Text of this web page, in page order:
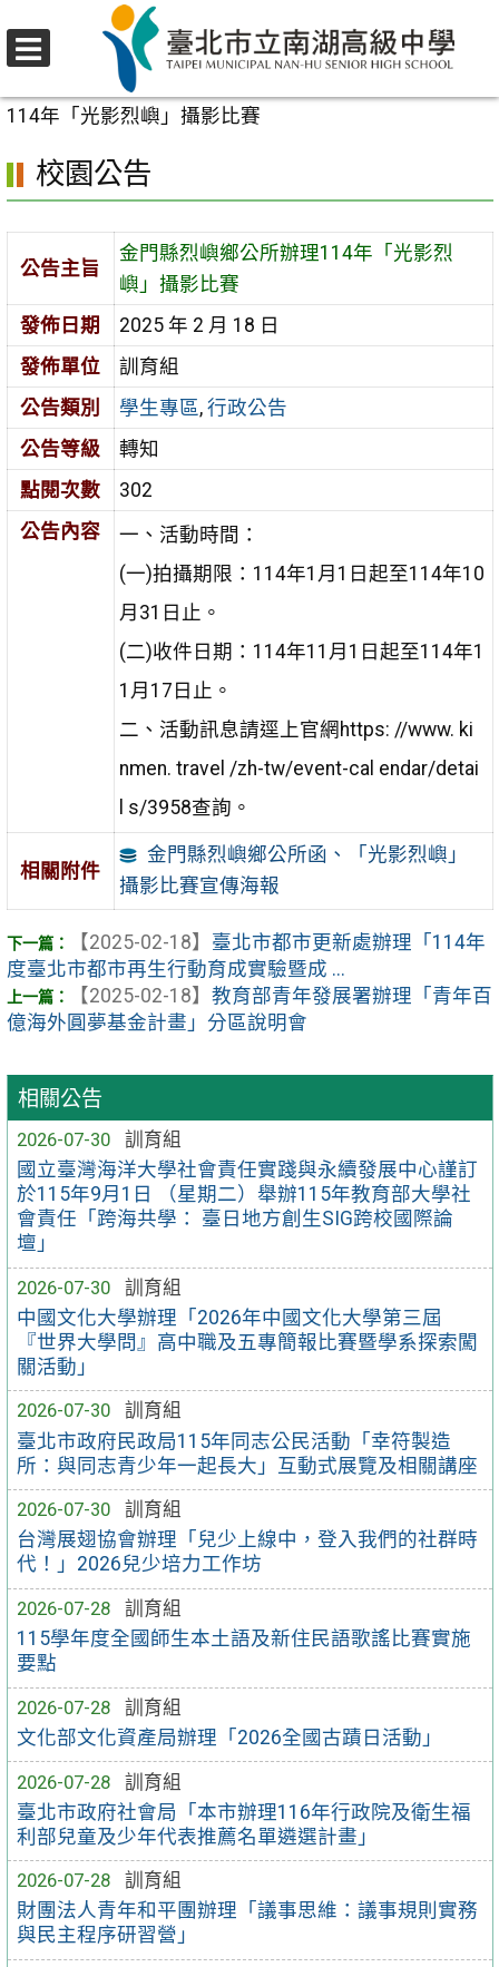
至
要
區
校園公告
114年「光影烈嶼」攝影比賽
相關公告
2026-07-30
訓育組
國立臺灣海洋大學社會責任實踐與永續發展中心謹訂
於115年9月1日 （星期二）舉辦115年教育部大學社
會責任「跨海共學： 臺日地方創生SIG跨校國際論
壇」
2026-07-30
訓育組
中國文化大學辦理「2026年中國文化大學第三屆
『世界大學問』高中職及五專簡報比賽暨學系探索闖
關活動」
2026-07-30
訓育組
臺北市政府民政局115年同志公民活動「幸符製造
所：與同志青少年一起長大」互動式展覽及相關講座
2026-07-30
訓育組
台灣展翅協會辦理「兒少上線中，登入我們的社群時
代！」2026兒少培力工作坊
2026-07-28
訓育組
115學年度全國師生本土語及新住民語歌謠比賽實施
要點
2026-07-28
訓育組
文化部文化資產局辦理「2026全國古蹟日活動」
2026-07-28
訓育組
臺北市政府社會局「本市辦理116年行政院及衛生福
利部兒童及少年代表推薦名單遴選計畫」
2026-07-28
訓育組
財團法人青年和平團辦理「議事思維：議事規則實務
與民主程序研習營」
校園公告
公告主旨
金門縣烈嶼鄉公所辦理114年「光影烈
嶼」攝影比賽
發佈日期
2025 年 2 月 18 日
發佈單位
訓育組
公告類別
學生專區, 行政公告
公告等級
轉知
點閱次數
302
公告內容
一、活動時間：
(一)拍攝期限：114年1月1日起至114年10
月31日止。
(二)收件日期：114年11月1日起至114年1
1月17日止。
二、活動訊息請逕上官網https: //www. ki
nmen. travel /zh-tw/event-cal endar/detai
l s/3958查詢。
相關附件
金門縣烈嶼鄉公所函、「光影烈嶼」
攝影比賽宣傳海報
【2025-02-18】 臺北市都市更新處辦理「114年
度臺北市都市再生行動育成實驗暨成 ...
【2025-02-18】 教育部青年發展署辦理「青年百
億海外圓夢基金計畫」分區說明會
選
單